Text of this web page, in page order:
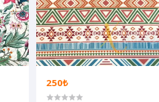
250₺